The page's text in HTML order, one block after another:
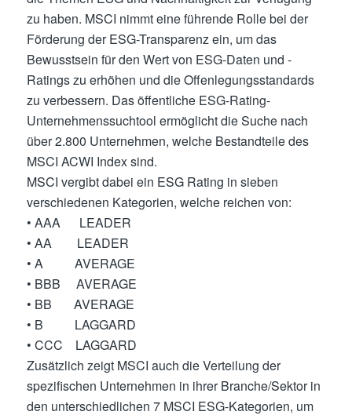
zu haben. MSCI nimmt eine führende Rolle bei der
Förderung der ESG-Transparenz ein, um das
Bewusstsein für den Wert von ESG-Daten und -
Ratings zu erhöhen und die Offenlegungsstandards
zu verbessern. Das öffentliche ESG-Rating-
Unternehmenssuchtool ermöglicht die Suche nach
über 2.800 Unternehmen, welche Bestandteile des
MSCI ACWI Index sind.
MSCI vergibt dabei ein ESG Rating in sieben
verschiedenen Kategorien, welche reichen von:
• AAA LEADER
• AA LEADER
• A AVERAGE
• BBB AVERAGE
• BB AVERAGE
• B LAGGARD
• CCC LAGGARD
Zusätzlich zeigt MSCI auch die Verteilung der
spezifischen Unternehmen in ihrer Branche/Sektor in
den unterschiedlichen 7 MSCI ESG-Kategorien, um